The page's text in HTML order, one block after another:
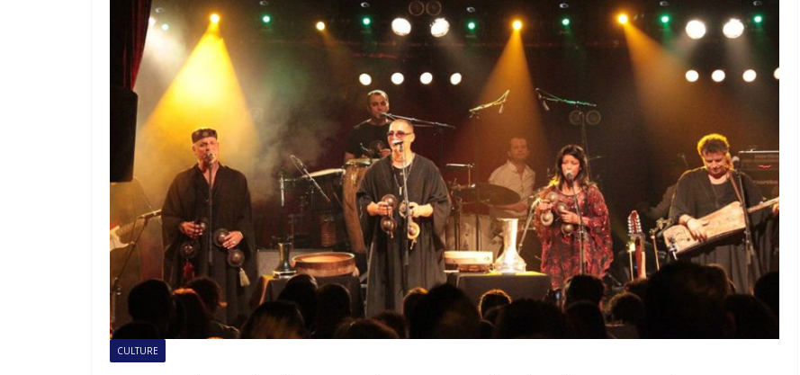
CULTURE